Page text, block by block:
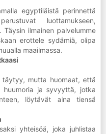
egyptiläistä perinnettä
luottamukseen,
ilmainen palvelumme
erottele sydämiä, olipa
maailmassa.
täytyy, mutta huomaat, että
ja syvyyttä, jotka
löytävät aina tiensä
yhteisöä, joka juhlistaa